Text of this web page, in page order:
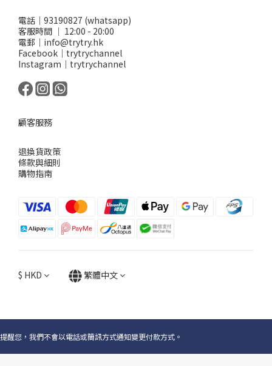
電話｜93190827 (whatsapp)
客服時間 ｜ 12:00 - 20:00
電郵｜info@trytry.hk
Facebook｜trytrychannel
Instagram｜trytrychannel
顧客服務
退換貨政策
條款與細則
購物指南
$ HKD 繁體中文
提醒您，我們不會以電話或簡訊方式通知變更付款方式。